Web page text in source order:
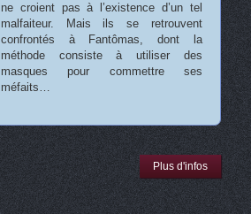
ne croient pas à l’existence d’un tel
malfaiteur. Mais ils se retrouvent
confrontés à Fantômas, dont la
méthode consiste à utiliser des
masques pour commettre ses
méfaits…
Plus d'infos